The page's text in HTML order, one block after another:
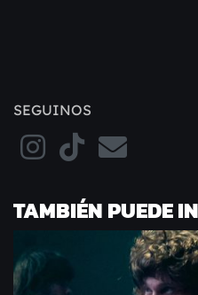
SEGUINOS
TAMBIÉN PUEDE